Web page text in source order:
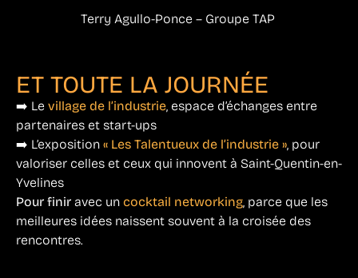
Terry Agullo-Ponce – Groupe TAP
ET TOUTE LA JOURNÉE
➡️ Le village de l’industrie , espace d’échanges entre
partenaires et start-ups
➡️ L’exposition « Les Talentueux de l’industrie » , pour
valoriser celles et ceux qui innovent à Saint-Quentin-en-
Yvelines
Pour finir avec un cocktail networking , parce que les
meilleures idées naissent souvent à la croisée des
rencontres.